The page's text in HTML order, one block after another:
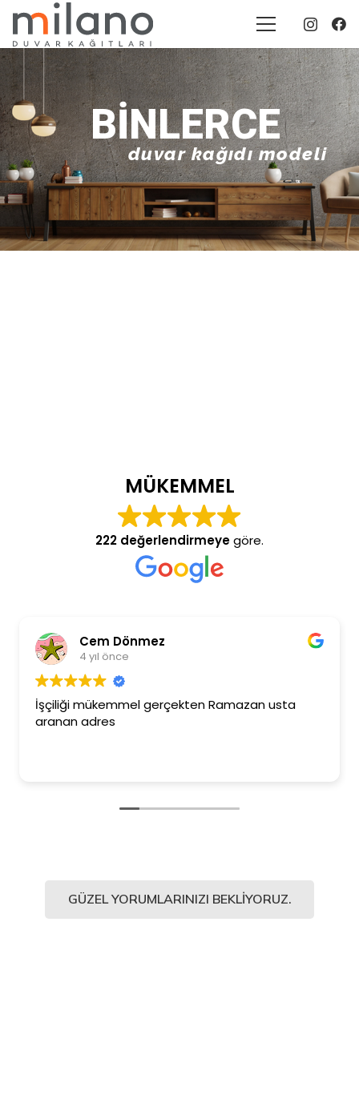
BINLERCE
duvar kağıdı modeli
MÜKEMMEL
222 değerlendirmeyegöre.
Cem Dönmez
4 yıl önce
İşçiliği mükemmel gerçekten Ramazan usta
aranan adres
GÜZEL YORUMLARINIZI BEKLIYORUZ.